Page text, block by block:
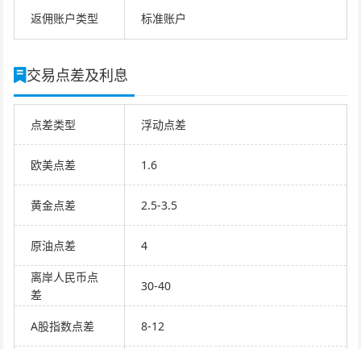
返佣账户类型 标准账户
交易点差及利息
点差类型 浮动点差
欧美点差 1.6
黄金点差 2.5-3.5
原油点差 4
离岸人民币点
差
30-40
A股指数点差 8-12